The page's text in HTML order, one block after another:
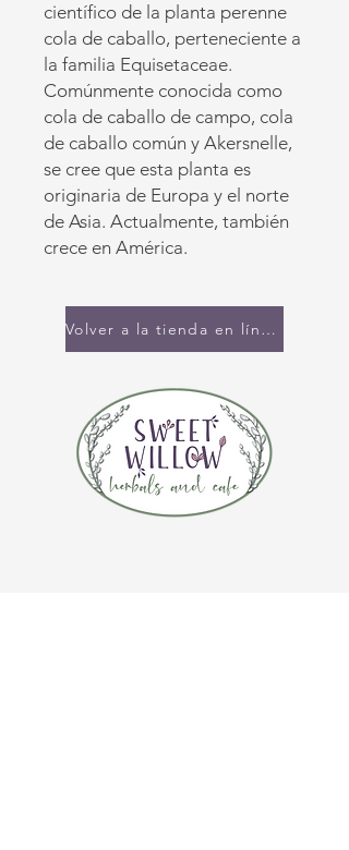
científico de la planta perenne
cola de caballo, perteneciente a
la familia Equisetaceae.
Comúnmente conocida como
cola de caballo de campo, cola
de caballo común y Akersnelle,
se cree que esta planta es
originaria de Europa y el norte
de Asia. Actualmente, también
crece en América.
Volver a la tienda en línea